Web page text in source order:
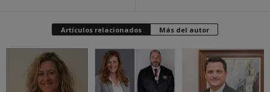
Artículos relacionados Más del autor